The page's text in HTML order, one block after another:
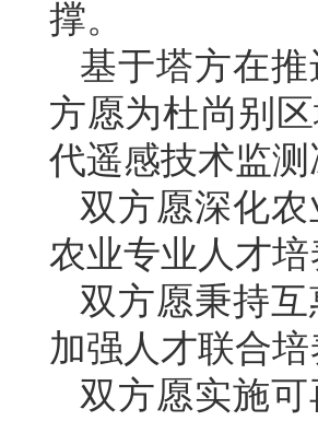
撑。
基于塔方在
方愿为杜尚别
代遥感技术监
双方愿深化
农业专业人才
双方愿秉持
加强人才联合培
双方愿实施